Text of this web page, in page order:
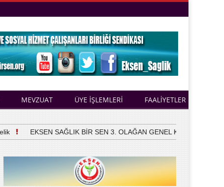
MEVZUAT ÜYE İŞLEMLERİ FAALİYETLER
EKSEN SAĞLIK BİR SEN 3. OLAĞAN GENEL KURULUNU YAPTI